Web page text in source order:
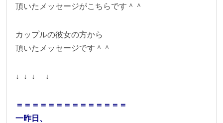
頂いたメッセージがこちらです＾＾
カップルの彼女の方から
頂いたメッセージです＾＾
↓ ↓ ↓ ↓
＝＝＝＝＝＝＝＝＝＝＝＝＝＝
一昨日、